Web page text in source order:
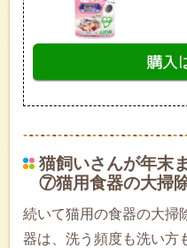
猫飼いさんが年末
⑦猫用食器の大掃
続いて猫用の食器の大掃
器は、洗う頻度も洗い方